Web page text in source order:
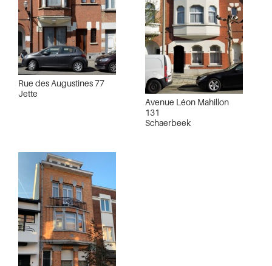
Rue des Augustines 77
Jette
Avenue Léon Mahillon
131
Schaerbeek